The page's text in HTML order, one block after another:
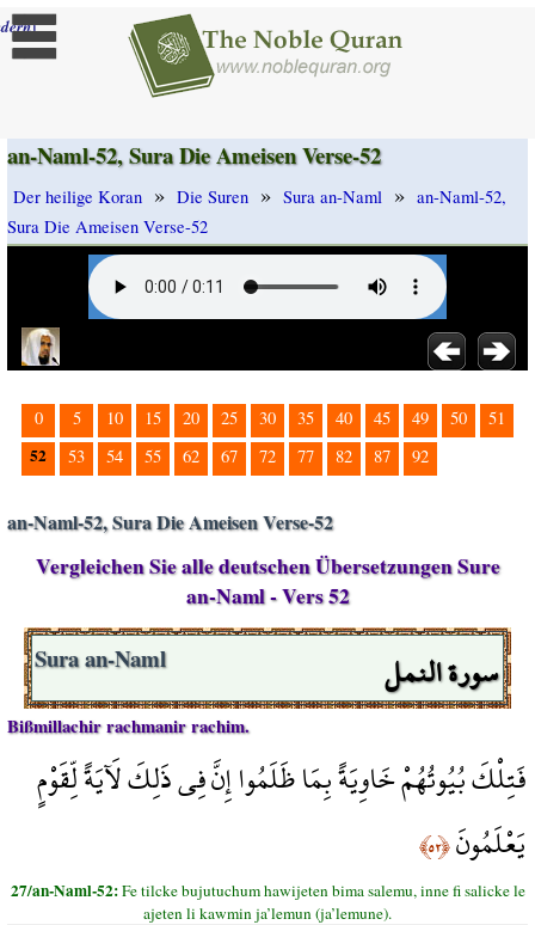
]
an-Naml-52, Sura Die Ameisen Verse-52
Der heilige Koran » Die Suren » Sura an-Naml » an-Naml-52,
Sura Die Ameisen Verse-52
0 5 10 15 20 25 30 35 40 45 49 50 51
52 53 54 55 62 67 72 77 82 87 92
an-Naml-52, Sura Die Ameisen Verse-52
Vergleichen Sie alle deutschen Übersetzungen Sure
an-Naml - Vers 52
سورة النمل Sura an-Naml
Bißmillachir rachmanir rachim.
فَتِلْكَ بُيُوتُهُمْ خَاوِيَةً بِمَا ظَلَمُوا إِنَّ فِي ذَلِكَ لَآيَةً لِّقَوْمٍ
يَعْلَمُونَ﴿٥٢﴾
27/an-Naml-52:Fe tilcke bujutuchum hawijeten bima salemu, inne fi salicke le
ajeten li kawmin ja’lemun (ja’lemune).